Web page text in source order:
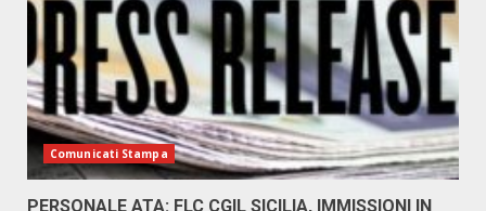
Comunicati Stampa
PERSONALE ATA: FLC CGIL SICILIA, IMMISSIONI IN